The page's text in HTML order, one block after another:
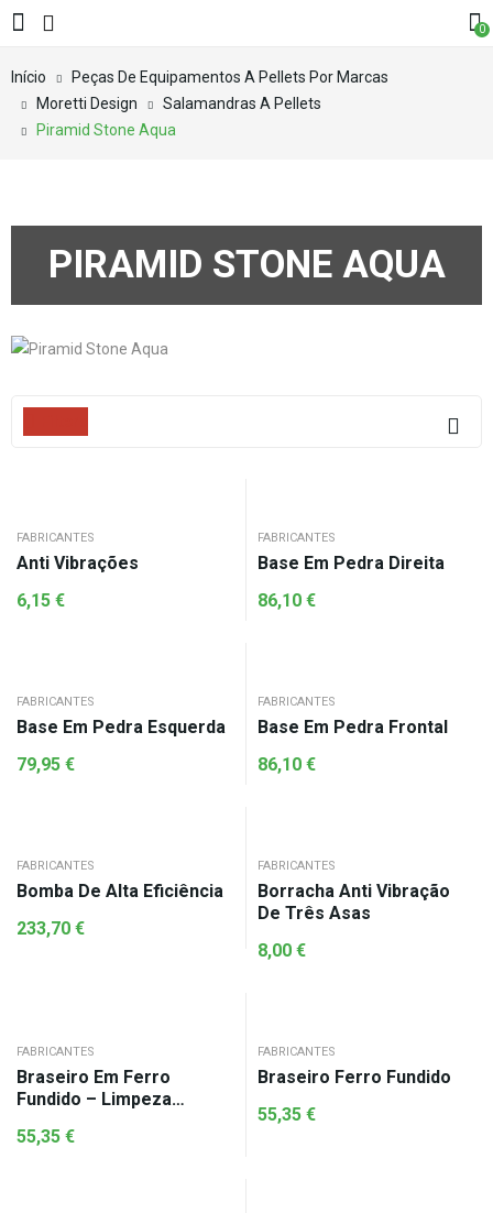
0
Início
Peças De Equipamentos A Pellets Por Marcas
Moretti Design
Salamandras A Pellets
Piramid Stone Aqua
PIRAMID STONE AQUA
FABRICANTES
Anti Vibrações
6,15 €
FABRICANTES
Base Em Pedra Direita
86,10 €
FABRICANTES
Base Em Pedra Esquerda
79,95 €
FABRICANTES
Base Em Pedra Frontal
86,10 €
FABRICANTES
Bomba De Alta Eficiência
233,70 €
FABRICANTES
Borracha Anti Vibração
De Três Asas
8,00 €
FABRICANTES
Braseiro Em Ferro
Fundido – Limpeza
55,35 €
FABRICANTES
Braseiro Ferro Fundido
55,35 €